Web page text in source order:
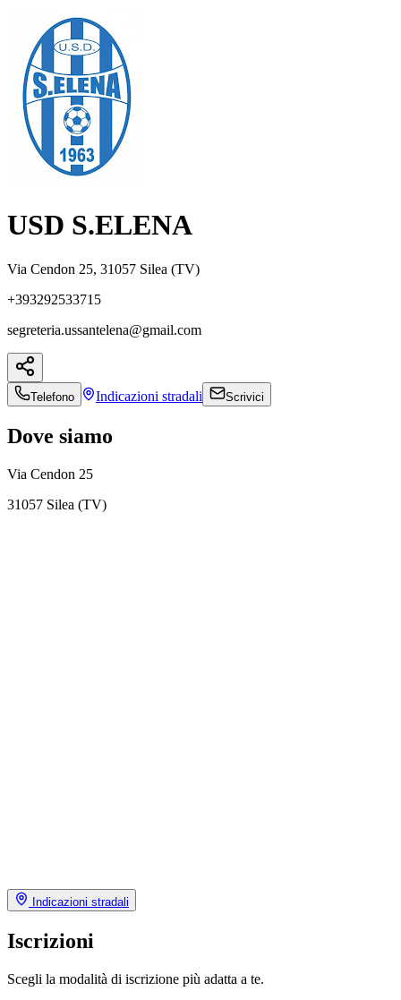
USD S.ELENA
Via Cendon 25, 31057 Silea (TV)
+393292533715
segreteria.ussantelena@gmail.com
Telefono Indicazioni stradali Scrivici
Dove siamo
Via Cendon 25
31057 Silea (TV)
Indicazioni stradali
Iscrizioni
Scegli la modalità di iscrizione più adatta a te.